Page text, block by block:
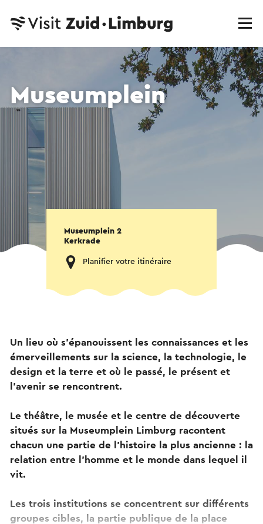
Museumplein
Museumplein 2
Kerkrade
Planifier votre itinéraire
Un lieu où s'épanouissent les connaissances et les
émerveillements sur la science, la technologie, le
design et la terre et où le passé, le présent et
l'avenir se rencontrent.
Le théâtre, le musée et le centre de découverte
situés sur la Museumplein Limburg racontent
chacun une partie de l'histoire la plus ancienne : la
relation entre l'homme et le monde dans lequel il
vit.
Les trois institutions se concentrent sur différents
groupes cibles, la partie publique de la place